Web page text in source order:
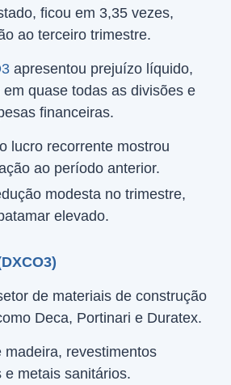
ficou em 3,35 vezes,
ao terceiro trimestre.
apresentou prejuízo líquido,
quase todas as divisões e
financeiras.
lucro recorrente mostrou
ao período anterior.
modesta no trimestre,
elevado.
de materiais de construção
Deca, Portinari e Duratex.
madeira, revestimentos
metais sanitários.